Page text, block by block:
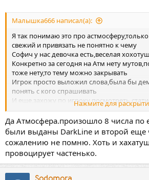
Малышка666 написал(а):
Я так понимаю это про
свежий и привязать не понятно к чему
Софич у нас девочка есть,веселая
Конкретно за сегодня на Атм нету
тоже нету,то тему можно закрывать
Игрок просто выложил слова,была бы
понять с кого спрашивать
И еще,захожу по игроку посмотреть
не понимаю к какому серверу подвязать
Нажмите для
Да Атмосфера.произошло 8 числа по
были выданы DarkLine и второй еще
сожалению не помню. Хоть и
провоцирует частенько.